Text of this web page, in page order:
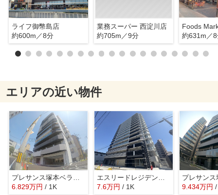
ライフ御幣島店
約600m／8分
業務スーパー 西淀川店
約705m／9分
約631m／
エリアの近い物件
6.829万円 / 1K
7.6万円 / 1K 9.434万円